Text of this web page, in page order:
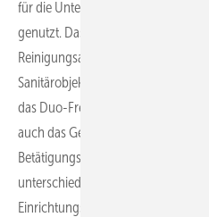
für die Unterbringung der Technik
genutzt. Das bedeutet mehr Platz
Reinigungsaufwand. Die
Sanitärobjekt bietet an vielen
das Duo-Fresh-Modul von Geberit
auch das Geberit-WC ideal ergänzt.
Betätigungsplatte gebunden, doch
unterschiedliche Designs zur
Einrichtungsstil gewählt werden